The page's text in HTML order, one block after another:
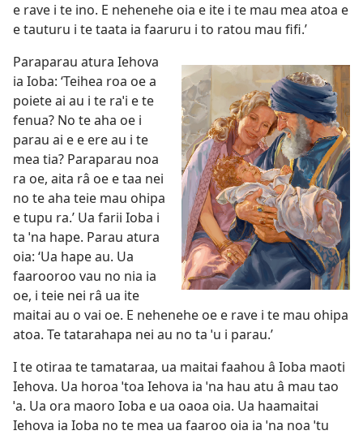
e rave i te ino. E nehenehe oia e ite i te mau mea atoa e
e tauturu i te taata ia faaruru i to ratou mau fifi.’
Paraparau atura Iehova
ia Ioba: ‘Teihea roa oe a
poiete ai au i te raˈi e te
fenua? No te aha oe i
parau ai e e ere au i te
mea tia? Paraparau noa
ra oe, aita râ oe e taa nei
no te aha teie mau ohipa
e tupu ra.’ Ua farii Ioba i
ta ˈna hape. Parau atura
oia: ‘Ua hape au. Ua
faarooroo vau no nia ia
oe, i teie nei râ ua ite
maitai au o vai oe. E nehenehe oe e rave i te mau ohipa
atoa. Te tatarahapa nei au no ta ˈu i parau.’
I te otiraa te tamataraa, ua maitai faahou â Ioba maoti
Iehova. Ua horoa ˈtoa Iehova ia ˈna hau atu â mau tao
ˈa. Ua ora maoro Ioba e ua oaoa oia. Ua haamaitai
Iehova ia Ioba no te mea ua faaroo oia ia ˈna noa ˈtu